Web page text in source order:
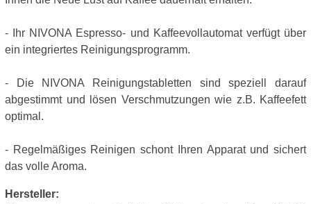
- Ihr NIVONA Espresso- und Kaffeevollautomat verfügt über
ein integriertes Reinigungsprogramm.
- Die NIVONA Reinigungstabletten sind speziell darauf
abgestimmt und lösen Verschmutzungen wie z.B. Kaffeefett
optimal.
- Regelmäßiges Reinigen schont Ihren Apparat und sichert
das volle Aroma.
Hersteller: